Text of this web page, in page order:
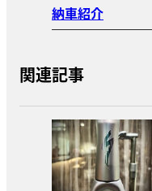
納車紹介
関連記事